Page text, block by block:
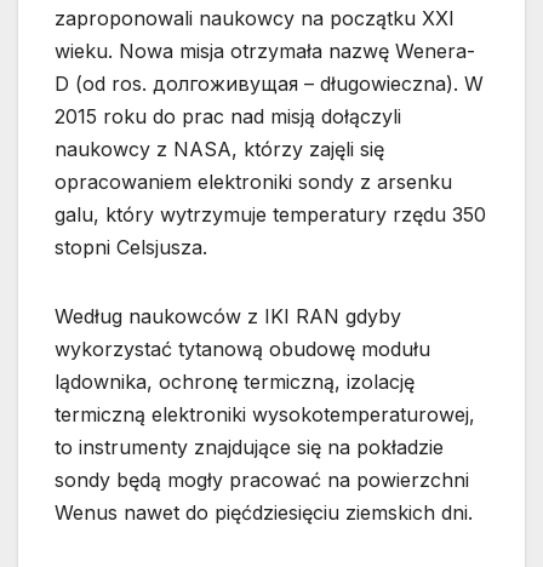
zaproponowali naukowcy na początku XXI
wieku. Nowa misja otrzymała nazwę Wenera-
D (od ros. долгоживущaя – długowieczna). W
2015 roku do prac nad misją dołączyli
naukowcy z NASA, którzy zajęli się
opracowaniem elektroniki sondy z arsenku
galu, który wytrzymuje temperatury rzędu 350
stopni Celsjusza.
Według naukowców z IKI RAN gdyby
wykorzystać tytanową obudowę modułu
lądownika, ochronę termiczną, izolację
termiczną elektroniki wysokotemperaturowej,
to instrumenty znajdujące się na pokładzie
sondy będą mogły pracować na powierzchni
Wenus nawet do pięćdziesięciu ziemskich dni.